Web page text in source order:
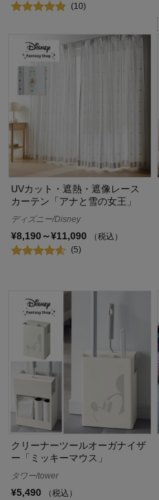
(10)
UVカット・遮熱・遮像レース
カーテン「アナと雪の女王」
ディズニー/Disney
¥8,190～¥11,090
（税込）
(5)
クリーナーツールオーガナイザ
ー「ミッキーマウス」
タワー/tower
¥5,490
（税込）